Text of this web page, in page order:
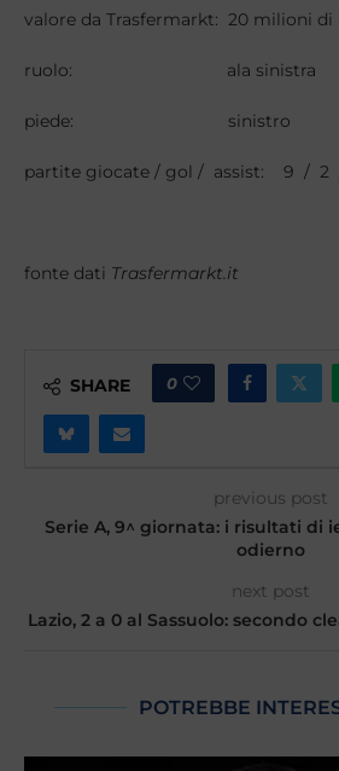
valore da Trasfermarkt: 20 milioni di
ruolo: ala sinistra
piede: sinistro
partite giocate / gol / assist: 9 /
fonte dati Trasfermarkt.it
SHARE 0
previous post
Serie A, 9^ giornata: i risultati di
odierno
next post
Lazio, 2 a 0 al Sassuolo: secondo
POTREBBE